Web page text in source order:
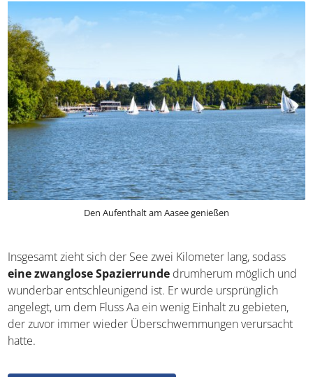
Den Aufenthalt am Aasee genießen
Insgesamt zieht sich der See zwei Kilometer lang, sodass
eine zwanglose Spazierrunde drumherum möglich und
wunderbar entschleunigend ist. Er wurde ursprünglich
angelegt, um dem Fluss Aa ein wenig Einhalt zu gebieten,
der zuvor immer wieder Überschwemmungen verursacht
hatte.